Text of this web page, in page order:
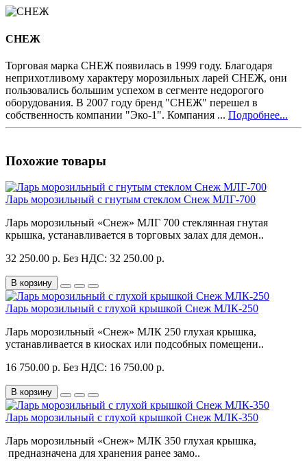
СНЕЖ
Торговая марка СНЕЖ появилась в 1999 году. Благодаря
неприхотливому характеру морозильных ларей СНЕЖ, они
пользовались большим успехом в сегменте недорогого
оборудования. В 2007 году бренд "СНЕЖ" перешел в
собственность компании "Эко-1". Компания ... Подробнее...
Похожие товары
Ларь морозильный с гнутым стеклом Снеж МЛГ-700
Ларь морозильный «Снеж» МЛГ 700 стеклянная гнутая
крышка, устанавливается в торговых залах для демон..
32 250.00 р. Без НДС: 32 250.00 р.
В корзину
Ларь морозильный с глухой крышкой Снеж МЛК-250
Ларь морозильный «Снеж» МЛК 250 глухая крышка,
устанавливается в киосках или подсобных помещени..
16 750.00 р. Без НДС: 16 750.00 р.
В корзину
Ларь морозильный с глухой крышкой Снеж МЛК-350
Ларь морозильный «Снеж» МЛК 350 глухая крышка,
предназначена для хранения ранее замо..